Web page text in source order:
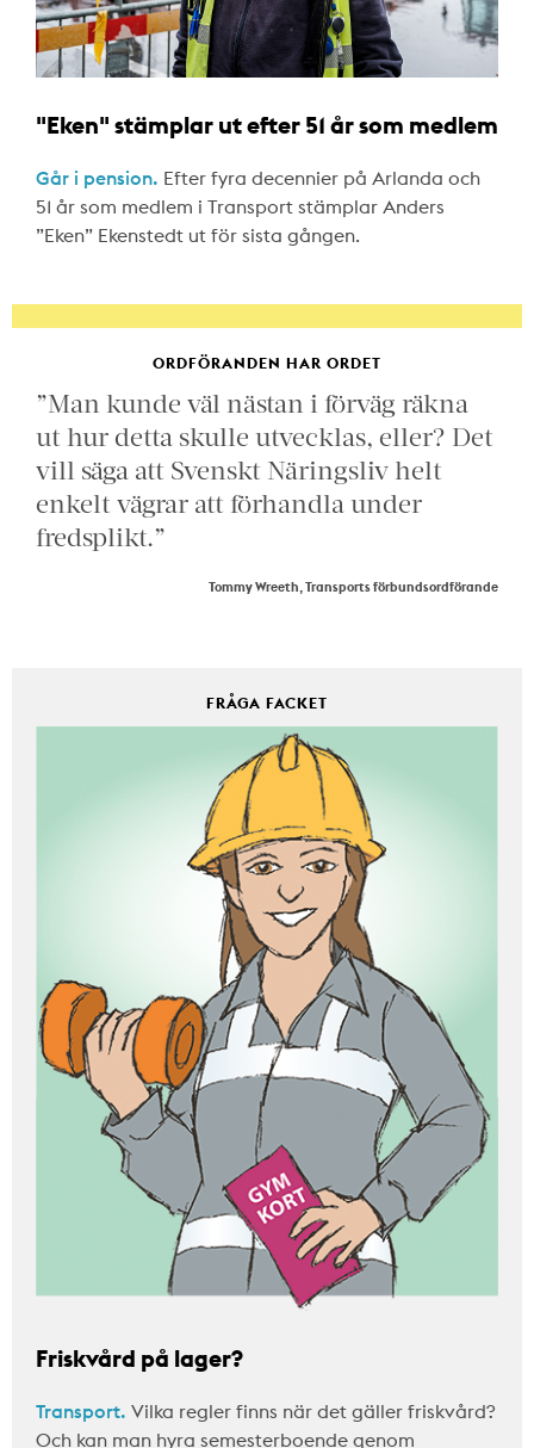
"Eken" stämplar ut efter 51 år som medlem
Går i pension. Efter fyra decennier på Arlanda och
51 år som medlem i Transport stämplar Anders
”Eken” Ekenstedt ut för sista gången.
ORDFÖRANDEN HAR ORDET
”Man kunde väl nästan i förväg räkna
ut hur detta skulle utvecklas, eller? Det
vill säga att Svenskt Näringsliv helt
enkelt vägrar att förhandla under
fredsplikt.”
Tommy Wreeth, Transports förbundsordförande
FRÅGA FACKET
Friskvård på lager?
Transport. Vilka regler finns när det gäller friskvård?
Och kan man hyra semesterboende genom